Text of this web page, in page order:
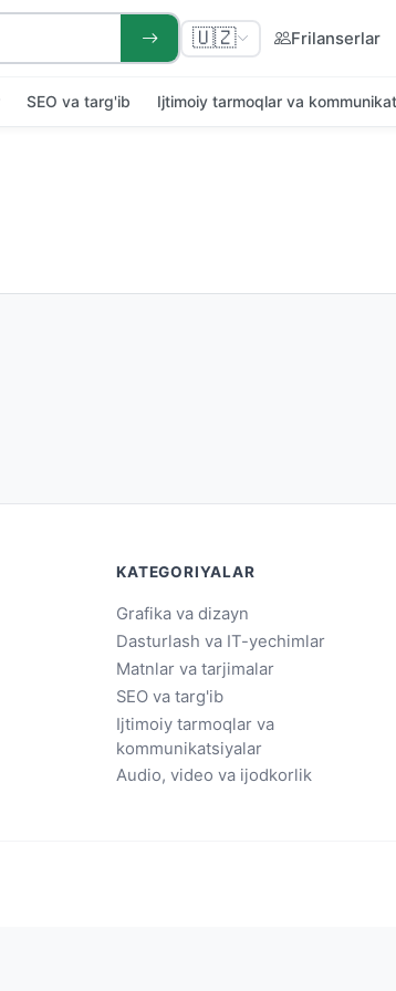
🇺🇿 Frilanserlar
SEO va targ'ib Ijtimoiy tarmoqlar va
KATEGORIYALAR
Grafika va dizayn
Dasturlash va IT-yechimlar
Matnlar va tarjimalar
SEO va targ'ib
Ijtimoiy tarmoqlar va
kommunikatsiyalar
Audio, video va ijodkorlik